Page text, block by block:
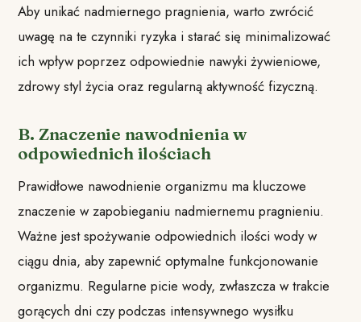
Aby unikać nadmiernego pragnienia, warto zwrócić
uwagę na te czynniki ryzyka i starać się minimalizować
ich wpływ poprzez odpowiednie nawyki żywieniowe,
zdrowy styl życia oraz regularną aktywność fizyczną.
B. Znaczenie nawodnienia w
odpowiednich ilościach
Prawidłowe nawodnienie organizmu ma kluczowe
znaczenie w zapobieganiu nadmiernemu pragnieniu.
Ważne jest spożywanie odpowiednich ilości wody w
ciągu dnia, aby zapewnić optymalne funkcjonowanie
organizmu. Regularne picie wody, zwłaszcza w trakcie
gorących dni czy podczas intensywnego wysiłku